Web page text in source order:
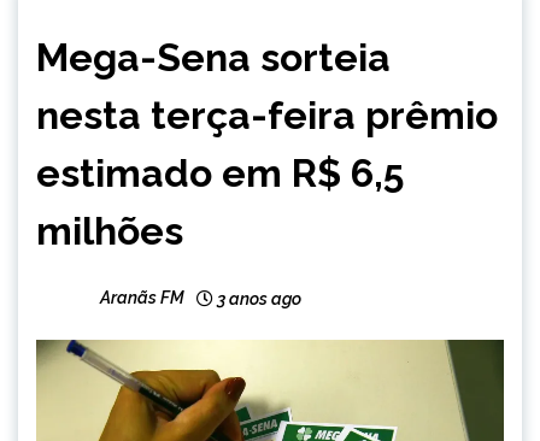
NOTÍCIAS
Mega-Sena sorteia
nesta terça-feira prêmio
estimado em R$ 6,5
milhões
Aranãs FM 3 anos ago